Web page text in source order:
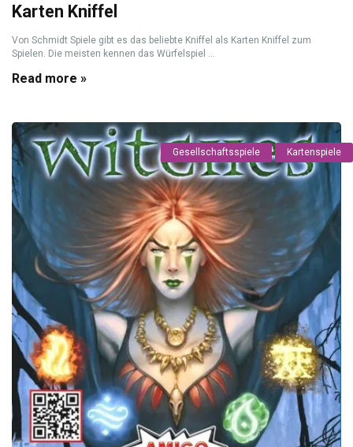
Karten Kniffel
Von Schmidt Spiele gibt es das beliebte Kniffel als Karten Kniffel zum
Spielen. Die meisten kennen das Würfelspiel ...
Read more »
Gesellschaftsspiele Kartenspiele